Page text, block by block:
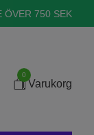
ÖVER 750 SEK
0
Varukorg